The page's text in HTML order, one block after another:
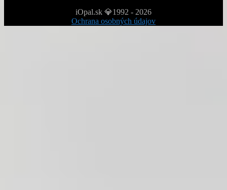
iOpal.sk 💎1992 - 2026
Ochrana osobných údajov